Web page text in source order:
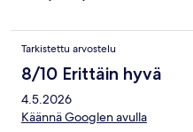
Tarkistettu arvostelu
8/10 Erittäin hyvä
4.5.2026
Käännä Googlen avulla